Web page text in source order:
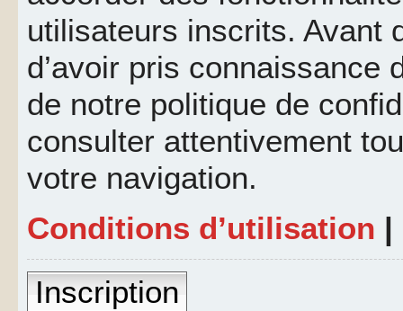
utilisateurs inscrits. Avant
d’avoir pris connaissance
de notre politique de
consulter attentivement
votre navigation.
Conditions d’utilisation |
Inscription